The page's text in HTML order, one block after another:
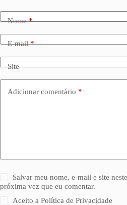
Nome*
E-mail*
Site
Adicionar comentário *
Salvar meu nome, e-mail e site
próxima vez que eu comentar.
Aceito aPolítica de Privacidade